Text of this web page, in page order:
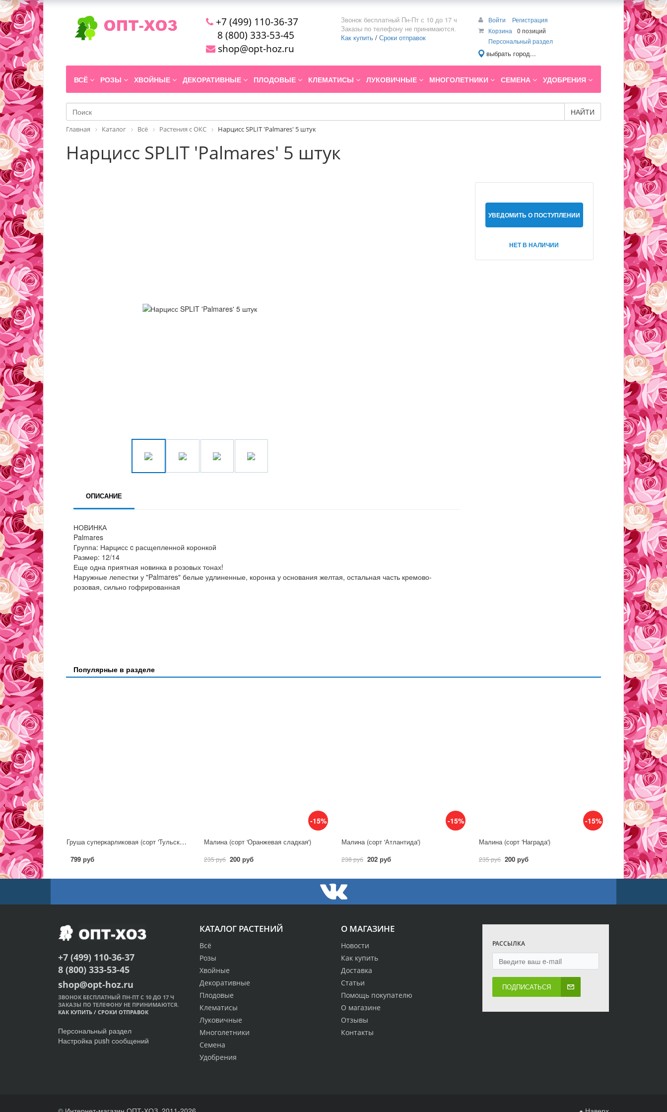
+7 (499) 110-36-37
8 (800) 333-53-45
shop@opt-hoz.ru
Звонок бесплатный Пн-Пт с 10 до 17 ч
Заказы по телефону не принимаются.
Как купить / Сроки отправок
Войти
Регистрация
Корзина
0 позиций
Персональный раздел
выбрать город...
ВСЁ РОЗЫ ХВОЙНЫЕ ДЕКОРАТИВНЫЕ ПЛОДОВЫЕ КЛЕМАТИСЫ ЛУКОВИЧНЫЕ МНОГОЛЕТНИКИ СЕМЕНА УДОБРЕНИЯ
НАЙТИ
Главная Каталог Всё Растения с ОКС Нарцисс SPLIT 'Palmares' 5 штук
Нарцисс SPLIT 'Palmares' 5 штук
УВЕДОМИТЬ О ПОСТУПЛЕНИИ
НЕТ В НАЛИЧИИ
ОПИСАНИЕ
НОВИНКА
Palmares
Группа: Нарцисс c расщепленной коронкой
Размер: 12/14
Еще одна приятная новинка в розовых тонах!
Наружные лепестки у "Palmares" белые удлиненные, коронка у основания желтая, остальная часть кремово-
розовая, сильно гофрированная
Популярные в разделе
Груша суперкарликовая (сорт 'Тульская Летняя')
799 руб
-15%
Малина (сорт 'Оранжевая сладкая')
235 руб 200 руб
-15%
Малина (сорт 'Атлантида')
238 руб 202 руб
-15%
Малина (сорт 'Награда')
235 руб 200 руб
О МАГАЗИНЕ
Новости
Как купить
Доставка
Статьи
Помощь покупателю
О магазине
Отзывы
Контакты
КАТАЛОГ РАСТЕНИЙ
Всё
Розы
Хвойные
Декоративные
Плодовые
Клематисы
Луковичные
Многолетники
Семена
Удобрения
РАССЫЛКА
ПОДПИСАТЬСЯ
+7 (499) 110-36-37
8 (800) 333-53-45
shop@opt-hoz.ru
ЗВОНОК БЕСПЛАТНЫЙ ПН-ПТ С 10 ДО 17 Ч
ЗАКАЗЫ ПО ТЕЛЕФОНУ НЕ ПРИНИМАЮТСЯ.
КАК КУПИТЬ / СРОКИ ОТПРАВОК
Персональный раздел
Настройка push сообщений